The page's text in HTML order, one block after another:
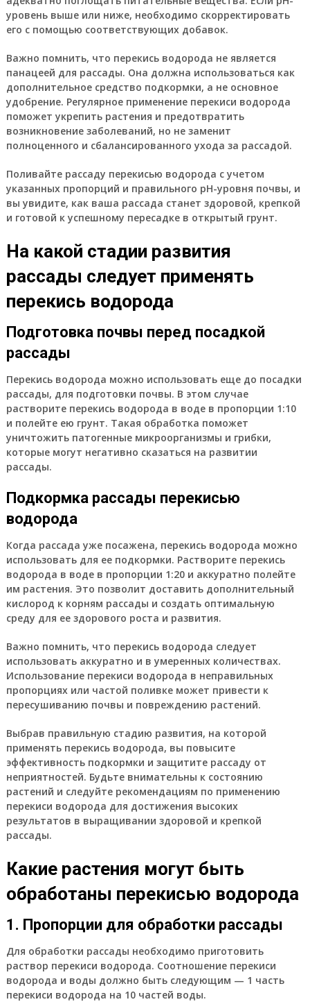
уровень выше или ниже, необходимо скорректировать
его с помощью соответствующих добавок.
Важно помнить, что перекись водорода не является
панацеей для рассады. Она должна использоваться как
дополнительное средство подкормки, а не основное
удобрение. Регулярное применение перекиси водорода
поможет укрепить растения и предотвратить
возникновение заболеваний, но не заменит
полноценного и сбалансированного ухода за рассадой.
Поливайте рассаду перекисью водорода с учетом
указанных пропорций и правильного pH-уровня почвы, и
вы увидите, как ваша рассада станет здоровой, крепкой
и готовой к успешному пересадке в открытый грунт.
На какой стадии развития
рассады следует применять
перекись водорода
Подготовка почвы перед посадкой
рассады
Перекись водорода можно использовать еще до посадки
рассады, для подготовки почвы. В этом случае
растворите перекись водорода в воде в пропорции 1:10
и полейте ею грунт. Такая обработка поможет
уничтожить патогенные микроорганизмы и грибки,
которые могут негативно сказаться на развитии
рассады.
Подкормка рассады перекисью
водорода
Когда рассада уже посажена, перекись водорода можно
использовать для ее подкормки. Растворите перекись
водорода в воде в пропорции 1:20 и аккуратно полейте
им растения. Это позволит доставить дополнительный
кислород к корням рассады и создать оптимальную
среду для ее здорового роста и развития.
Важно помнить, что перекись водорода следует
использовать аккуратно и в умеренных количествах.
Использование перекиси водорода в неправильных
пропорциях или частой поливке может привести к
пересушиванию почвы и повреждению растений.
Выбрав правильную стадию развития, на которой
применять перекись водорода, вы повысите
эффективность подкормки и защитите рассаду от
неприятностей. Будьте внимательны к состоянию
растений и следуйте рекомендациям по применению
перекиси водорода для достижения высоких
результатов в выращивании здоровой и крепкой
рассады.
Какие растения могут быть
обработаны перекисью водорода
1. Пропорции для обработки рассады
Для обработки рассады необходимо приготовить
раствор перекиси водорода. Соотношение перекиси
водорода и воды должно быть следующим — 1 часть
перекиси водорода на 10 частей воды.